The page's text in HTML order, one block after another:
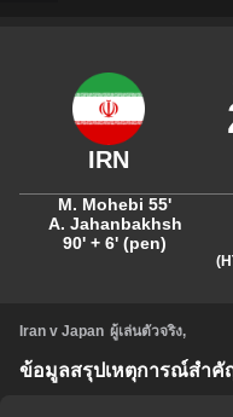
M. Mohebi 55'
A. Jahanbakhsh
90' + 6' (pen)
Iran v Japan ผู้เล่นตัวจริง,
ข้อมูลสรุปเหตุการณ์สำคั